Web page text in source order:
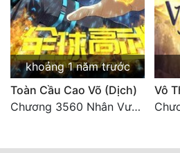
khoảng 1 năm trước
Toàn Cầu Cao Võ (Dịch)
Chương 3560 Nhân Vương trở về - END
Vô